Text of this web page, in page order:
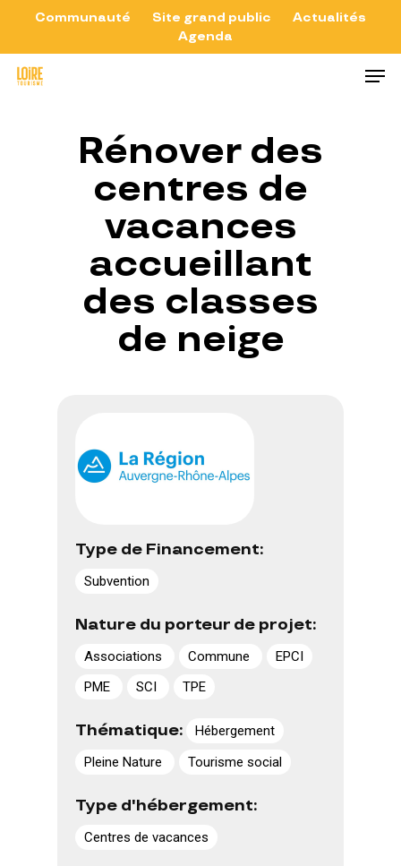
main
Communauté Site grand public
Actualités
Agenda
Rénover des
centres de
vacances
accueillant
des classes
de neige
Type de Financement:
Subvention
Nature du porteur de projet:
Associations Commune
EPCI
PME
SCI TPE
Thématique:
Hébergement
Pleine Nature
Tourisme social
Type d'hébergement:
Centres de vacances
Close
Menu